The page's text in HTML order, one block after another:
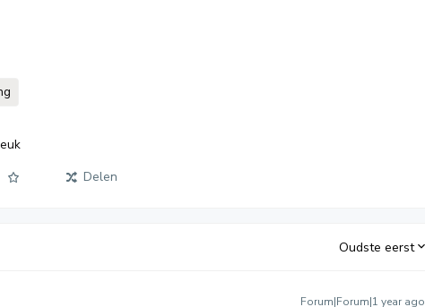
Delen
Oudste eerst
Forum|Forum|1 year ago